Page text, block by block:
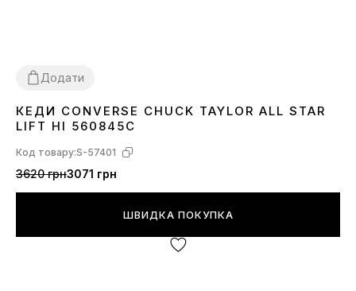
Додати
36373839 40 4243
КЕДИ CONVERSE CHUCK TAYLOR ALL STAR
LIFT HI 560845C
Код товару:S-57401
3620 грн3071 грн
ШВИДКА ПОКУПКА